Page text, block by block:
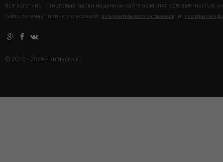
Все логотипы и торговые марки на данном сайте являются собственностью
сайта означает принятие условий
пользовательского соглашения и политики
© 2012 - 2026 - RuMacro.ru